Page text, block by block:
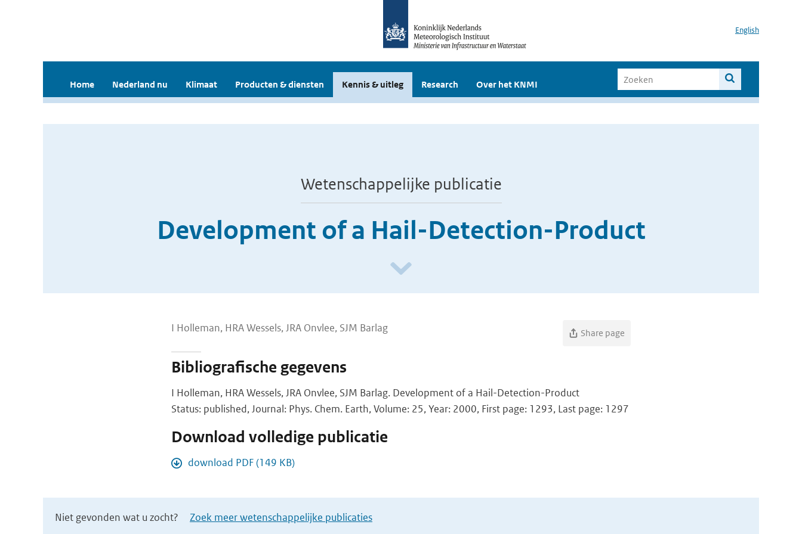
English
Home Nederland nu Klimaat Producten & diensten Kennis & uitleg Research Over het KNMI
Wetenschappelijke publicatie
Development of a Hail-Detection-Product
I Holleman, HRA Wessels, JRA Onvlee, SJM Barlag Share page
Bibliografische gegevens
I Holleman, HRA Wessels, JRA Onvlee, SJM Barlag. Development of a Hail-Detection-Product
Status: published, Journal: Phys. Chem. Earth, Volume: 25, Year: 2000, First page: 1293, Last page: 1297
Download volledige publicatie
download PDF (149 KB)
Niet gevonden wat u zocht? Zoek meer wetenschappelijke publicaties